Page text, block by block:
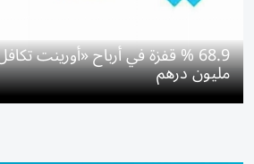
مليون درهم